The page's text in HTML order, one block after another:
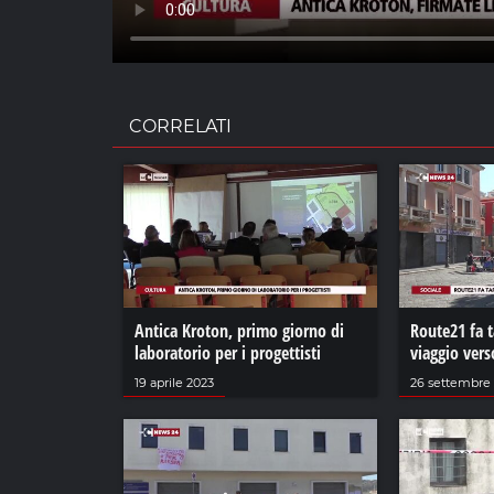
CORRELATI
Antica Kroton, primo giorno di
laboratorio per i progettisti
19 aprile 2023
Route21 fa
viaggio
26 settembre